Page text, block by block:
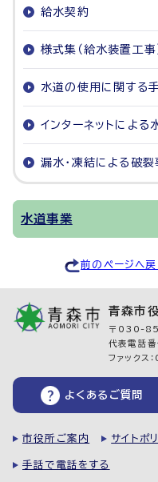
給水契約
様式集（給水装置工事
水道の使用に関する
インターネットによ
漏水・凍結による破
水道事業
前のページへ戻
青森市
〒030-
代表電話
ファック
よくあるご質問
市役所ご案内 サイトポ
手話で電話をする